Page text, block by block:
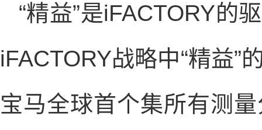
“精益”是iFACTORY的
iFACTORY战略中“精益”
宝马全球首个集所有测